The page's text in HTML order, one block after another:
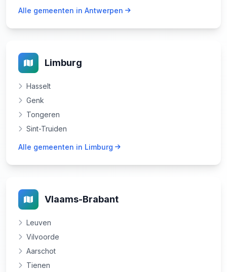
Alle gemeenten in Antwerpen
Limburg
Hasselt
Genk
Tongeren
Sint-Truiden
Alle gemeenten in Limburg
Vlaams-Brabant
Leuven
Vilvoorde
Aarschot
Tienen